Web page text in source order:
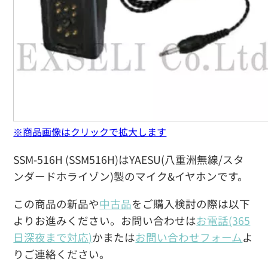
SSM-516H (SSM516H)はYAESU(八重洲無線/スタ
ンダードホライゾン)製のマイク&イヤホンです。
この商品の新品や中古品をご購入検討の際は以下
よりお進みください。お問い合わせはお電話(365
日深夜まで対応)かまたはお問い合わせフォームよ
りご連絡ください。
※商品画像はクリックで拡大します